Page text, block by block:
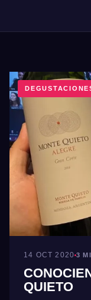
14 OCT 2020 3
QUIETO